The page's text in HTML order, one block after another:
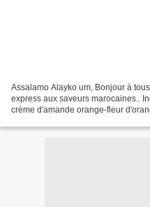
Assalamo Alayko um, Bonjour à
express aux saveurs marocaines..
crème d'amande orange-fleur